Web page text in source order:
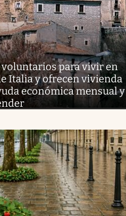
voluntarios para vivir en
Italia y ofrecen vivienda
económica mensual y